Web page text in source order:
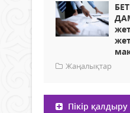
Жаңалықтар
Пікір қалдыру